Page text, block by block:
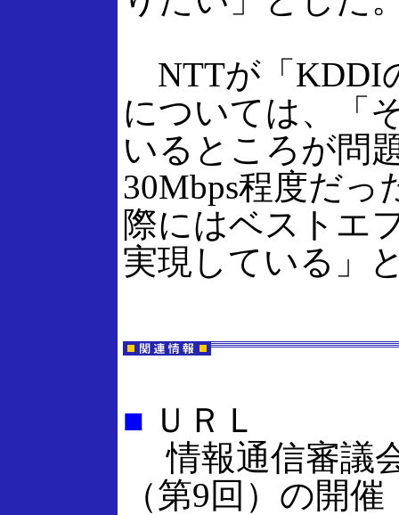
NTTが「KDDI
については、「
いるところが問
30Mbps程度だ
際にはベストエ
実現している」
■ ＵＲＬ
情報通信審議
（第9回）の開催